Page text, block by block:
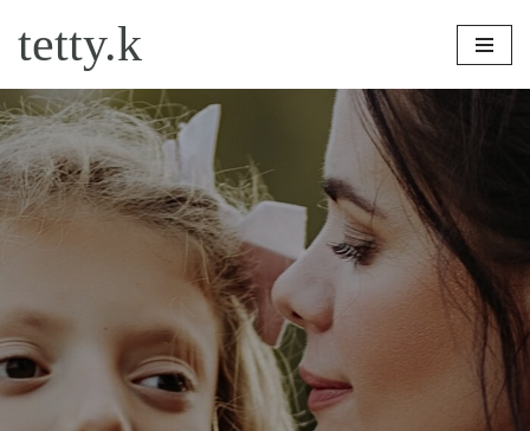
Zum
Inhalt
springen
tetty.k